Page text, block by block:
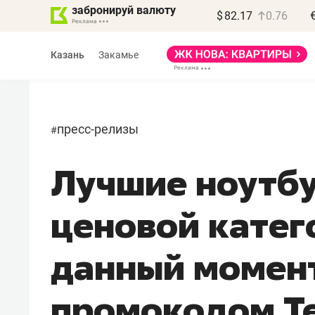
забронируй валюту $ 82.17 0.76
Казань Закамье
#пресс-релизы
Лучшие
ценовой
данный
Василь Мазитов
МАРТ
«Не зная местных
правил, бизнес может
потерять минимум